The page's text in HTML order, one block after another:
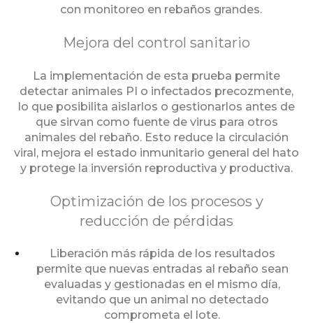
con monitoreo en rebaños grandes.
Mejora del control sanitario
La implementación de esta prueba permite
detectar animales PI o infectados precozmente,
lo que posibilita aislarlos o gestionarlos antes de
que sirvan como fuente de virus para otros
animales del rebaño. Esto reduce la circulación
viral, mejora el estado inmunitario general del hato
y protege la inversión reproductiva y productiva.
Optimización de los procesos y
reducción de pérdidas
Liberación más rápida de los resultados
permite que nuevas entradas al rebaño sean
evaluadas y gestionadas en el mismo día,
evitando que un animal no detectado
comprometa el lote.